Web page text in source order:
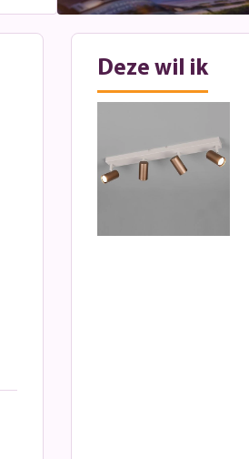
Deze wil ik